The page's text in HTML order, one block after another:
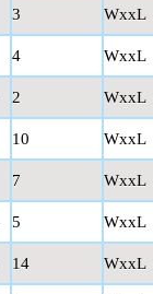
3 WxxL
4 WxxL
2 WxxL
10 WxxL
7 WxxL
5 WxxL
14 WxxL